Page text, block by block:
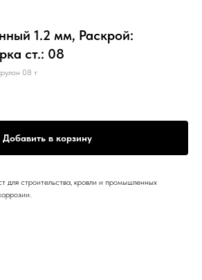
1.2 мм, Раскрой:
ст.: 08
08 т
Добавить в корзину
для строительства, кровли и промышленных